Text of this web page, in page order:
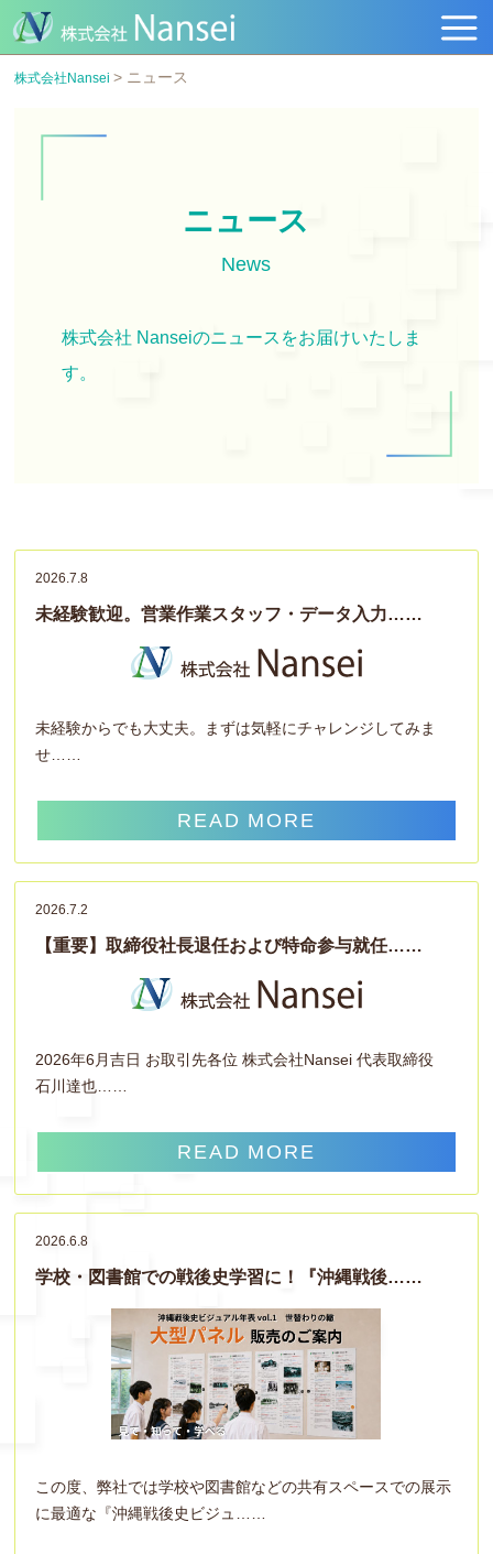
株式会社Nansei > ニュース
ニュース
News
株式会社 Nanseiのニュースをお届けいたしま
す。
2026.7.8
未経験歓迎。営業作業スタッフ・データ入力……
未経験からでも大丈夫。まずは気軽にチャレンジしてみま
せ……
READ MORE
2026.7.2
【重要】取締役社長退任および特命参与就任……
2026年6月吉日 お取引先各位 株式会社Nansei 代表取締役
石川達也……
READ MORE
2026.6.8
学校・図書館での戦後史学習に！『沖縄戦後……
この度、弊社では学校や図書館などの共有スペースでの展示
に最適な『沖縄戦後史ビジュ……